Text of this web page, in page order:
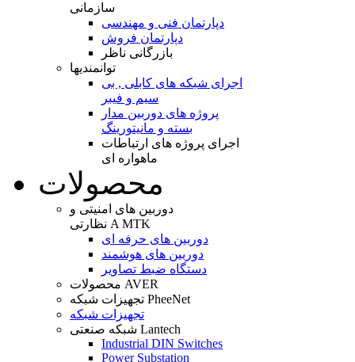
سازمانی
دپارتمان فنی و مهندسی
دپارتمان فروش
بازرگانی ناظر
توانمندیها
اجرای شبکه های کابلی , بی
سیم و فیبر
پروژه های دوربین مدار
بسته و مانیتورینگ
اجرای پروژه های ارتباطات
ماهواره ای
محصولات
دوربین های امنیتی و
نظارتی A MTK
دوربین های حرفه ای
دوربین های هوشمند
دستگاه ضبط تصاویر
محصولات AVER
تجهیزات شبکه PheeNet
تجهیزات شبکه
شبکه صنعتی Lantech
Industrial DIN Switches
Power Substation